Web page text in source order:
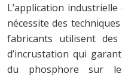
L’application
nécessite des
fabricants utilisent
d’incrustation qui
du phosphore sur